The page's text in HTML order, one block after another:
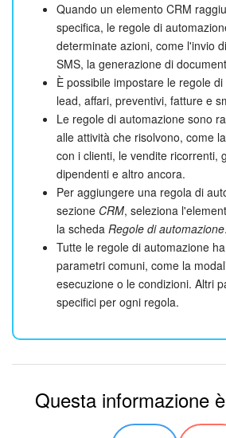
Quando un elemento CRM
specifica, le regole di
determinate azioni, come l'invio
SMS, la generazione di
È possibile impostare le regole
lead, affari, preventivi, fatture e
Le regole di automazione sono
alle attività che risolvono, come
con i clienti, le vendite ricorrenti,
dipendenti e altro ancora.
Per aggiungere una regola di
sezione CRM, seleziona
la scheda Regole di automazione.
Tutte le regole di automazione
parametri comuni, come la
esecuzione o le condizioni. Altri
specifici per ogni regola.
Questa informazione